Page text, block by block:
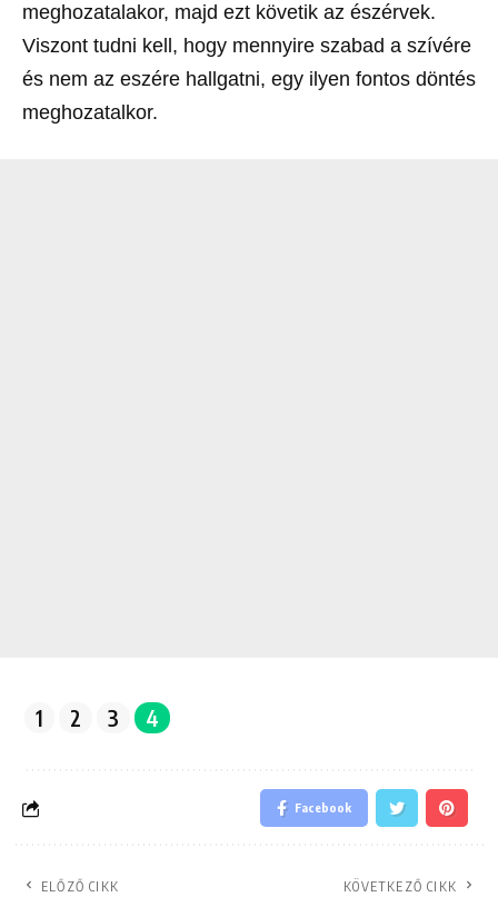
meghozatalakor, majd ezt követik az észérvek.
Viszont tudni kell, hogy mennyire szabad a szívére
és nem az eszére hallgatni, egy ilyen fontos döntés
meghozatalkor.
1 2 3 4
Facebook
ELŐZŐ CIKK
KÖVETKEZŐ CIKK